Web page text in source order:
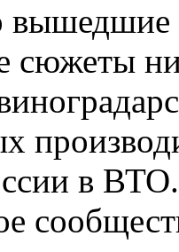
вышедшие
сюжеты
в ВТО.